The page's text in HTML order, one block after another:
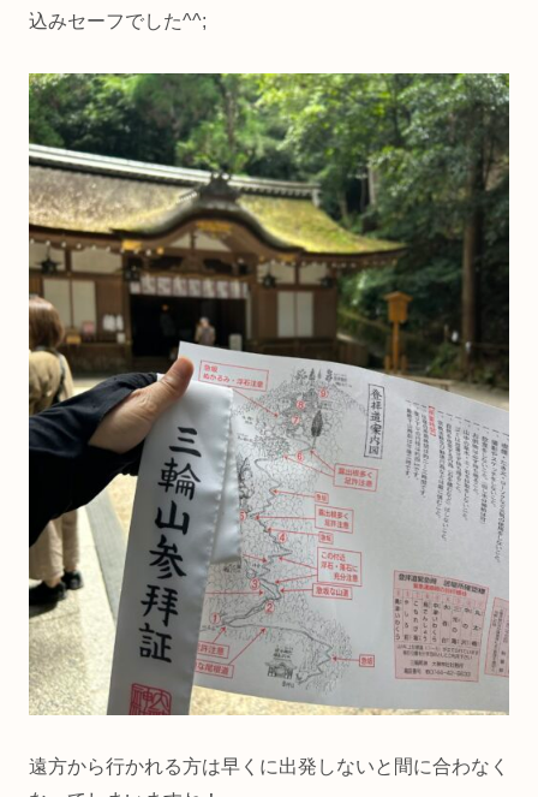
込みセーフでした^^;
遠方から行かれる方は早くに出発しないと間に合わなく